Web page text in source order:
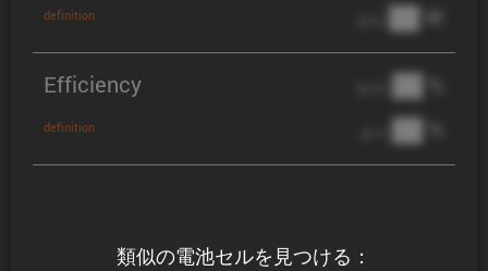
類似の電池セルを見つける：
definition ██ W
Efficiency
definition
██ %
██ %